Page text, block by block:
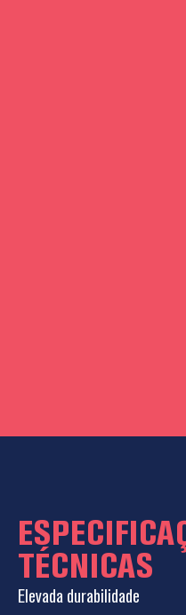
TÉCNICAS
Elevada durabilidade